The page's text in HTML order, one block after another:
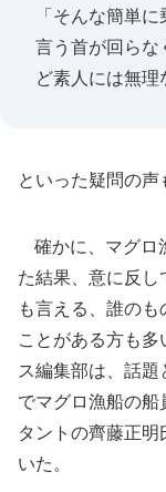
「そんな簡単
言う首が回らな
ど素人には無理
といった疑問の声
確かに、マグロ
た結果、意に反し
も言える、誰の
ことがある方も
ス編集部は、話
でマグロ漁船の
タントの齊藤正
いた。